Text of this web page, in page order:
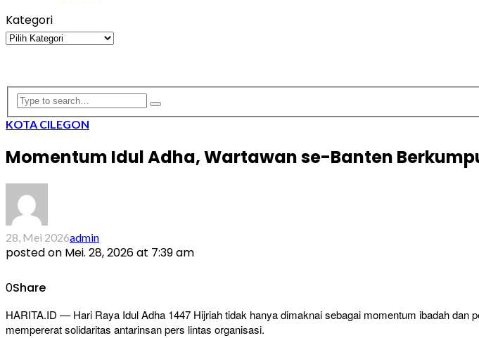
Kategori
Kategori
KOTA CILEGON
Momentum Idul Adha, Wartawan se-Banten
28, Mei 2026admin
posted on Mei. 28, 2026 at 7:39 am
0Share
HARITA.ID — Hari Raya Idul Adha 1447 Hijriah tidak hanya dimaknai sebagai momentum ibadah
mempererat solidaritas antarinsan pers lintas organisasi.